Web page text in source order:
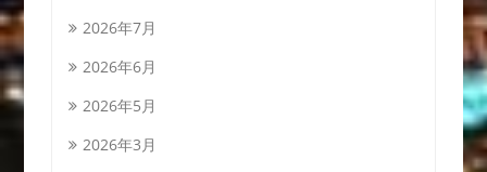
2026年7月
2026年6月
2026年5月
2026年3月